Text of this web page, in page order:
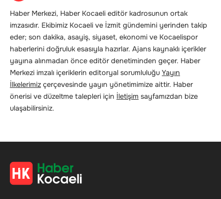
Haber Merkezi, Haber Kocaeli editör kadrosunun ortak
imzasıdır. Ekibimiz Kocaeli ve İzmit gündemini yerinden takip
eder; son dakika, asayiş, siyaset, ekonomi ve Kocaelispor
haberlerini doğruluk esasıyla hazırlar. Ajans kaynaklı içerikler
yayına alınmadan önce editör denetiminden geçer. Haber
Merkezi imzalı içeriklerin editoryal sorumluluğu Yayın
İlkelerimiz çerçevesinde yayın yönetimimize aittir. Haber
önerisi ve düzeltme talepleri için İletişim sayfamızdan bize
ulaşabilirsiniz.